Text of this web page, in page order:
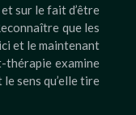
sur le fait d’être
que les
et le maintenant
examine
sens qu’elle tire